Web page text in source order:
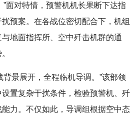
”面对特情，预警机机长果断下达指
预案。在各战位密切配合下，机组
地面指挥所、空中歼击机群的通
背景展开，全程临机导调。”该部领
置复杂干扰条件，检验预警机、歼
力。不仅如此，导调组根据空中态